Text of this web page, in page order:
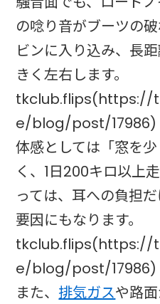
の唸り音がブーツの
ビンに入り込み、長
きく左右します。
tkclub.flips(https://
e/blog/post/17986)
体感としては「窓を
く、1日200キロ以上
っては、耳への負担
要因にもなります。
tkclub.flips(https://
e/blog/post/17986)
また、 排気ガスや路